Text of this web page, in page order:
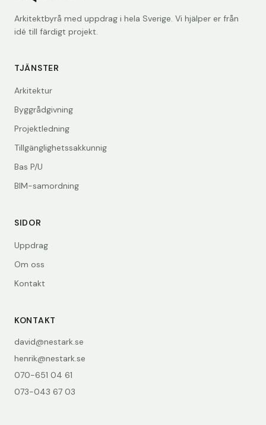
Arkitektbyrå med uppdrag i hela Sverige. Vi hjälper er från
idé till färdigt projekt.
TJÄNSTER
Arkitektur
Byggrådgivning
Projektledning
Tillgänglighetssakkunnig
Bas P/U
BIM-samordning
SIDOR
Uppdrag
Om oss
Kontakt
KONTAKT
david@nestark.se
henrik@nestark.se
070-651 04 61
073-043 67 03